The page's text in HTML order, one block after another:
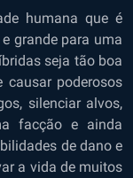
humana que é
grande para uma
seja tão boa
causar poderosos
silenciar alvos,
facção e ainda
de dano e
a vida de muitos